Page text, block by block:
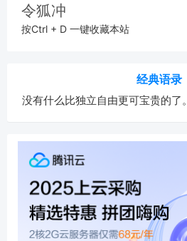
令狐冲
按Ctrl + D 一键收藏本站
经典语录
没有什么比独立自由更可宝贵的了。